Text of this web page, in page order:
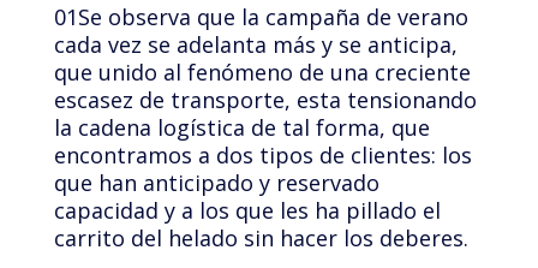
01Se observa que la campaña de verano
cada vez se adelanta más y se anticipa,
que unido al fenómeno de una creciente
escasez de transporte, esta tensionando
la cadena logística de tal forma, que
encontramos a dos tipos de clientes: los
que han anticipado y reservado
capacidad y a los que les ha pillado el
carrito del helado sin hacer los deberes.